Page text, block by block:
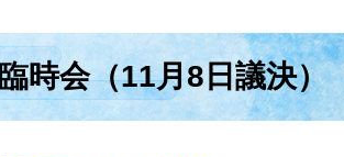
時会（11月8日議決）